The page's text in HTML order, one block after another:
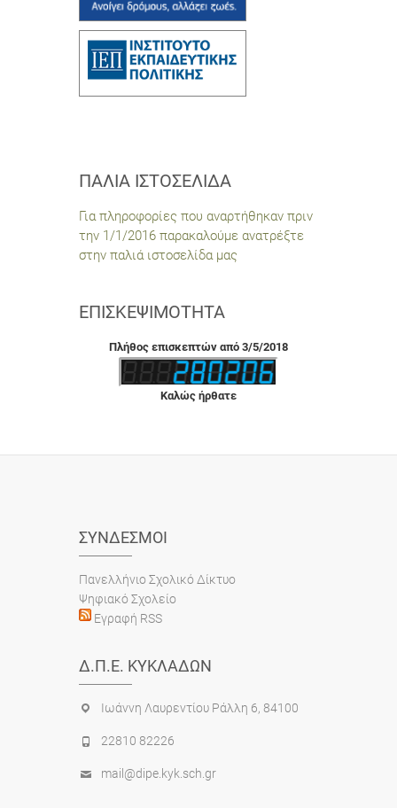
ΠΑΛΙΆ ΙΣΤΟΣΕΛΊΔΑ
Για πληροφορίες που αναρτήθηκαν πριν
την 1/1/2016 παρακαλούμε ανατρέξτε
στην παλιά ιστοσελίδα μας
ΕΠΙΣΚΕΨΙΜΌΤΗΤΑ
Πλήθος επισκεπτών από 3/5/2018
Καλώς ήρθατε
ΣΎΝΔΕΣΜΟΙ
Πανελλήνιο Σχολικό Δίκτυο
Ψηφιακό Σχολείο
Εγραφή RSS
Δ.Π.Ε. ΚΥΚΛΆΔΩΝ
Ιωάννη Λαυρεντίου Ράλλη 6, 84100
22810 82226
mail@dipe.kyk.sch.gr